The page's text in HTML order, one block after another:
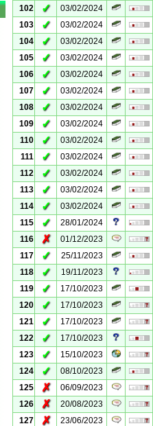
102
✓ 03/02/2024
103
✓ 03/02/2024
104
✓ 03/02/2024
105
✓ 03/02/2024
106
✓ 03/02/2024
107
✓ 03/02/2024
108
✓ 03/02/2024
109
✓ 03/02/2024
110
✓ 03/02/2024
111
✓ 03/02/2024
112
✓ 03/02/2024
113
✓ 03/02/2024
114
✓ 03/02/2024
115
✓ 28/01/2024
116
✗ 01/12/2023
117
✓ 25/11/2023
118
✓ 19/11/2023
119
✓ 17/10/2023
120
✓ 17/10/2023
121
✓ 17/10/2023
122
✓ 17/10/2023
123
✓ 15/10/2023
124
✓ 08/10/2023
125
✗ 06/09/2023
126
✗ 20/08/2023
127
✗ 23/06/2023